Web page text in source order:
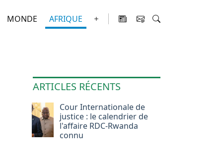
MONDE AFRIQUE
ARTICLES RÉCENTS
Cour Internationale de
justice : le calendrier de
l'affaire RDC-Rwanda
connu